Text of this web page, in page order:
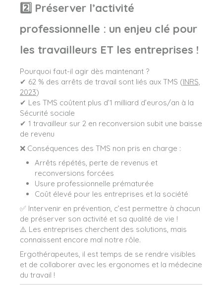
2️⃣ Préserver l’activité
professionnelle : un enjeu clé pour
les travailleurs ET les entreprises !
Pourquoi faut-il agir dès maintenant ?
✔ 62 % des arrêts de travail sont liés aux TMS (INRS,
2023)
✔ Les TMS coûtent plus d’1 milliard d’euros/an à la
Sécurité sociale
✔ 1 travailleur sur 2 en reconversion subit une baisse
de revenu
❌ Conséquences des TMS non pris en charge :
Arrêts répétés, perte de revenus et
reconversions forcées
Usure professionnelle prématurée
Coût élevé pour les entreprises et la société
✅ Intervenir en prévention, c’est permettre à chacun
de préserver son activité et sa qualité de vie !
⚠️ Les entreprises cherchent des solutions, mais
connaissent encore mal notre rôle.
Ergothérapeutes, il est temps de se rendre visibles
et de collaborer avec les ergonomes et la médecine
du travail !